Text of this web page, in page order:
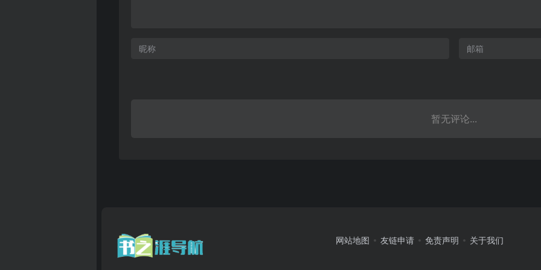
暂无评论...
网站地图 友链申请 免责声明 关于我们